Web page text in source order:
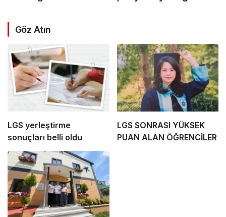
Göz Atın
LGS yerleştirme
sonuçları belli oldu
LGS SONRASI YÜKSEK
PUAN ALAN ÖĞRENCİLER